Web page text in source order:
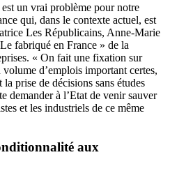
un vrai problème pour notre
qui, dans le contexte actuel, est
Les Républicains, Anne-Marie
fabriqué en France » de la
« On fait une fixation sur
d’emplois important certes,
prise de décisions sans études
demander à l’Etat de venir sauver
et les industriels de ce même
aux